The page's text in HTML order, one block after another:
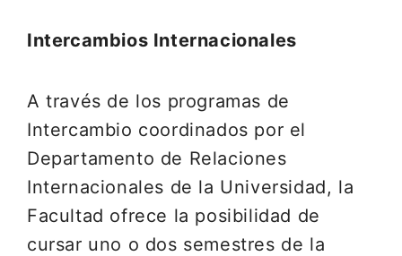
Intercambios Internacionales
A través de los programas de
Intercambio coordinados por el
Departamento de Relaciones
Internacionales de la Universidad, la
Facultad ofrece la posibilidad de
cursar uno o dos semestres de la